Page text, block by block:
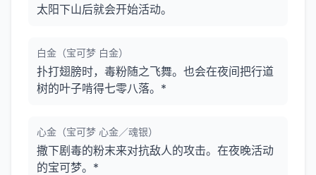
太阳下山后就会开始活动。
白金（宝可梦 白金）
扑打翅膀时，毒粉随之飞舞。也会在夜间把行道
树的叶子啃得七零八落。*
心金（宝可梦 心金／魂银）
撒下剧毒的粉末来对抗敌人的攻击。在夜晚活动
的宝可梦。*